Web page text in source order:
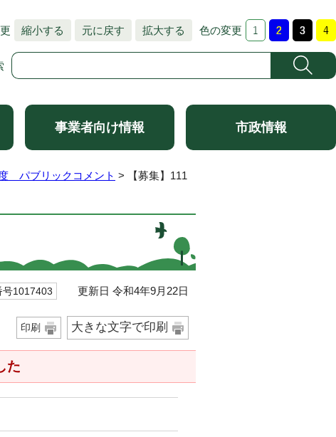
縮小する 元に戻す 拡大する 色の変更
事業者向け情報 市政情報
パブリックコメント > 【募集】111
号1017403 更新日 令和4年9月22日
印刷 大きな文字で印刷
た